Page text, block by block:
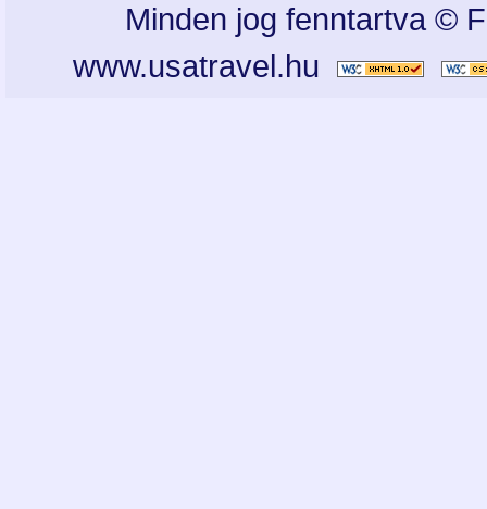
Minden jog fenntartva ©
www.usatravel.hu